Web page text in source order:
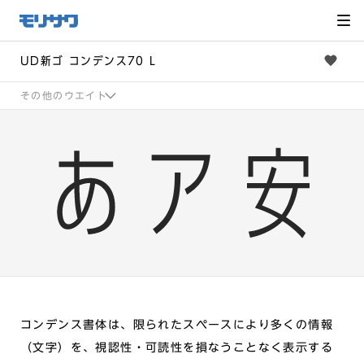
メ
ニュー
飛ばし
へ移動
UD新ゴ コンデンス70 L
その他のウエイト
コンデンス書体は、限られたスペースにより多くの情報
（文字）を、視認性・可読性を損なうことなく表示する